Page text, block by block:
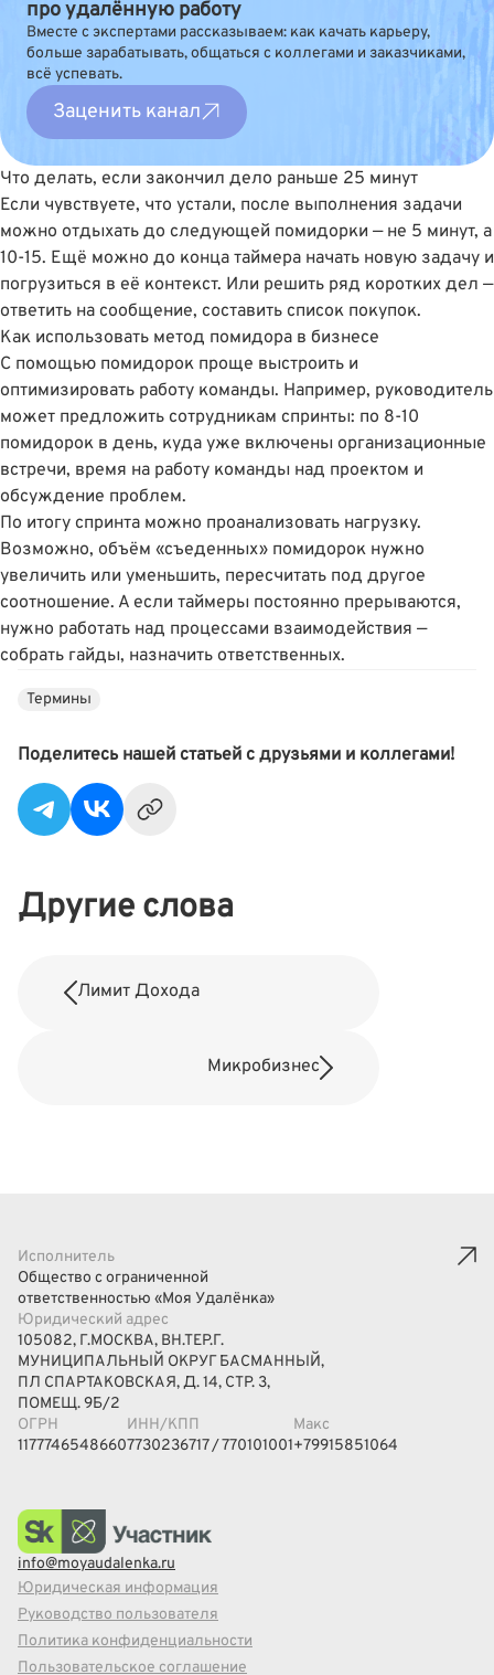
про удалённую работу
Вместе с экспертами рассказываем: как качать карьеру,
больше зарабатывать, общаться с коллегами и заказчиками,
всё успевать.
Заценить канал
Что делать, если закончил дело раньше 25 минут
Если чувствуете, что устали, после выполнения задачи
можно отдыхать до следующей помидорки — не 5 минут, а
10-15. Ещё можно до конца таймера начать новую задачу и
погрузиться в её контекст. Или решить ряд коротких дел —
ответить на сообщение, составить список покупок.
Как использовать метод помидора в бизнесе
С помощью помидорок проще выстроить и
оптимизировать работу команды. Например, руководитель
может предложить сотрудникам спринты: по 8-10
помидорок в день, куда уже включены организационные
встречи, время на работу команды над проектом и
обсуждение проблем.
По итогу спринта можно проанализовать нагрузку.
Возможно, объём «съеденных» помидорок нужно
увеличить или уменьшить, пересчитать под другое
соотношение. А если таймеры постоянно прерываются,
нужно работать над процессами взаимодействия —
собрать гайды, назначить ответственных.
Термины
Поделитесь нашей статьей с друзьями и коллегами!
Другие слова
Лимит Дохода
Микробизнес
Исполнитель
Общество с ограниченной
ответственностью «Моя Удалёнка»
Юридический адрес
105082, Г.МОСКВА, ВН.ТЕР.Г.
МУНИЦИПАЛЬНЫЙ ОКРУГ БАСМАННЫЙ,
ПЛ СПАРТАКОВСКАЯ, Д. 14, СТР. 3,
ПОМЕЩ. 9Б/2
ОГРН
1177746548660
ИНН/КПП
7730236717 / 770101001
Макс
+79915851064
info@moyaudalenka.ru
Юридическая информация
Руководство пользователя
Политика конфиденциальности
Пользовательское соглашение